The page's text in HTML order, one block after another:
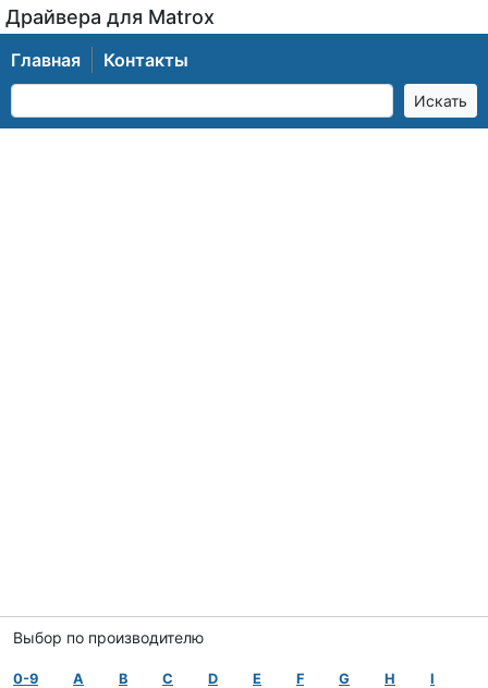
Драйвера для Matrox
Главная Контакты
Выбор по производителю
0-9 A B C D E F G H I